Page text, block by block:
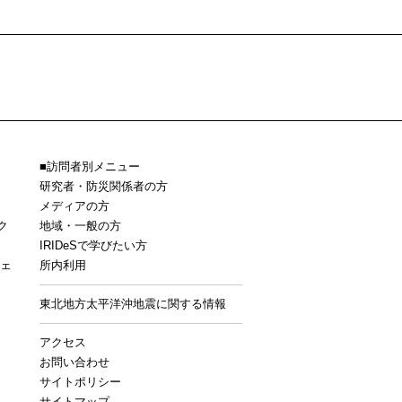
訪問者別メニュー
研究者・防災関係者の方
メディアの方
地域・一般の方
IRIDeSで学びたい方
所内利用
東北地方太平洋沖地震に関する情報
アクセス
お問い合わせ
サイトポリシー